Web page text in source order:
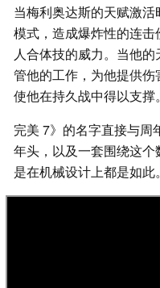
当梅利奥达斯的天赋激
模式，造成爆炸性的连
人合体技的威力。当他
管他的工作，为他提供伤
使他在持久战中得以支撑。
完美 7》的名字直接与周
年头，以及一套围绕这
是在机械设计上都是如此。